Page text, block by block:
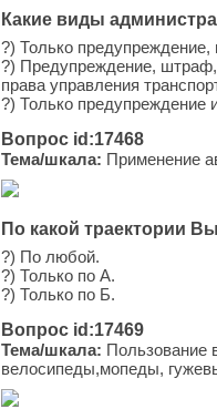
Какие виды
?) Только
?) Предупреждение, штраф,
права управления
?) Только предупреждение
Вопрос id:17468
Тема/шкала: Применение
По какой траектории
?) По любой.
?) Только по А.
?) Только по Б.
Вопрос id:17469
Тема/шкала: Пользование
велосипеды,мопеды,